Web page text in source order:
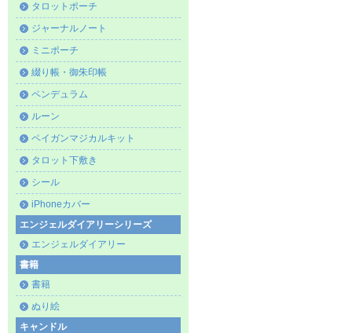
タロットポーチ
ジャーナルノート
ミニポーチ
綴り帳・御朱印帳
ペンデュラム
ルーン
ペイガンマジカルキット
タロット下敷き
シール
iPhoneカバー
エンジェルダイアリーシリーズ
エンジェルダイアリー
書籍
書籍
ぬり絵
キャンドル